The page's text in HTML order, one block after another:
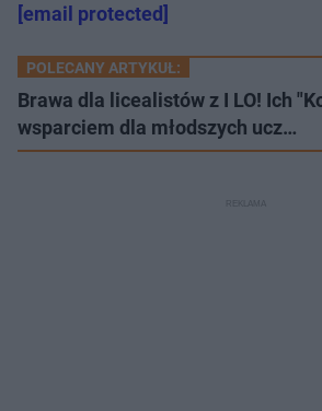
[email protected]
POLECANY ARTYKUŁ:
Brawa dla licealistów z I LO! Ich
wsparciem dla młodszych ucz…